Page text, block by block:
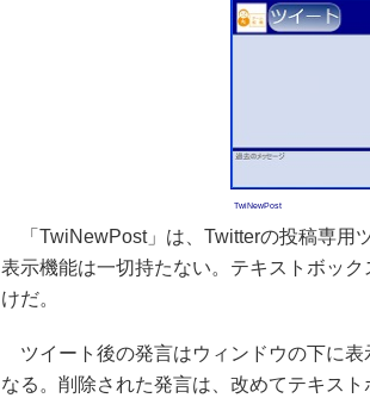
TwiNewPost
「TwiNewPost」は、Twitterの投稿専用
表示機能は一切持たない。テキストボッ
けだ。
ツイート後の発言はウィンドウの下に表
なる。削除された発言は、改めてテキス